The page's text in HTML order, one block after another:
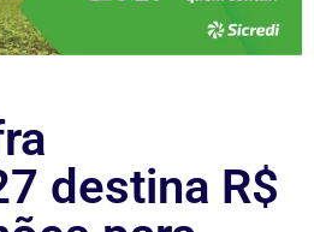
destina R$